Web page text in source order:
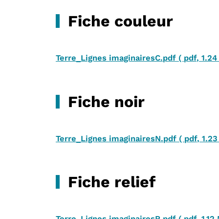
Fiche couleur
Terre_Lignes imaginairesC.pdf ( pdf,
Fiche noir
Terre_Lignes imaginairesN.pdf ( pdf,
Fiche relief